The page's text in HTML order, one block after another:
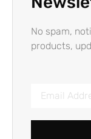
No spam,
products,